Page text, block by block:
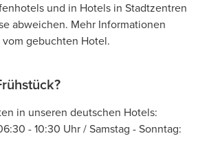
und in Hotels in Stadtzentren
abweichen. Mehr Informationen
gebuchten Hotel.
in unseren deutschen Hotels:
- 10:30 Uhr / Samstag - Sonntag: